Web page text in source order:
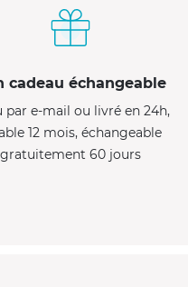
cadeau échangeable
par e-mail ou livré en 24h,
12 mois, échangeable
gratuitement 60 jours